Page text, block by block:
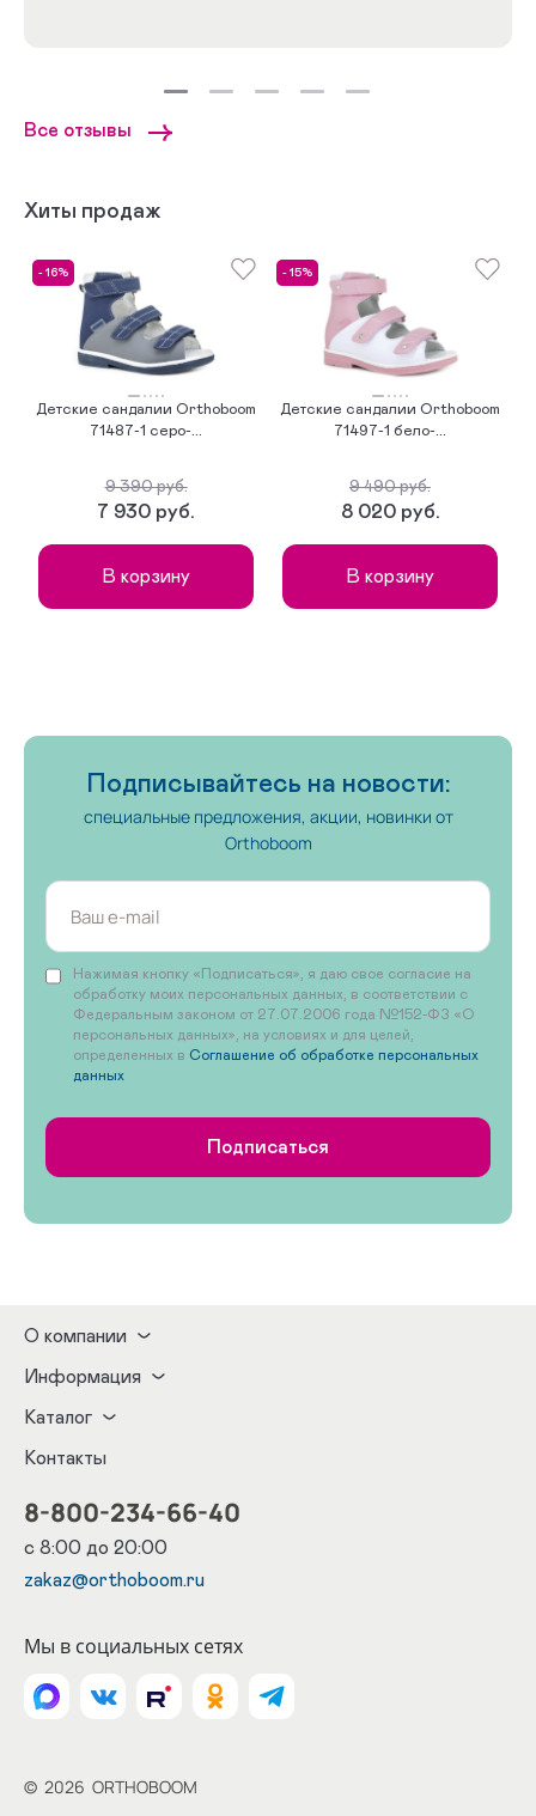
Все отзывы
Хиты продаж
- 16%
Детские сандалии Orthoboom
71487-1 серо-...
9 390 руб.
7 930 руб.
В корзину
- 15%
Детские сандалии Orthoboom
71497-1 бело-...
9 490 руб.
8 020 руб.
В корзину
Подписывайтесь на новости:
специальные предложения, акции, новинки от
Orthoboom
Нажимая кнопку «Подписаться», я даю свое согласие на
обработку моих персональных данных, в соответствии с
Федеральным законом от 27.07.2006 года №152-ФЗ «О
персональных данных», на условиях и для целей,
определенных в Соглашение об обработке персональных
данных
Подписаться
О компании
Информация
Каталог
Контакты
8-800-234-66-40
с 8:00 до 20:00
zakaz@orthoboom.ru
Мы в социальных сетях
© 2026 ORTHOBOOM